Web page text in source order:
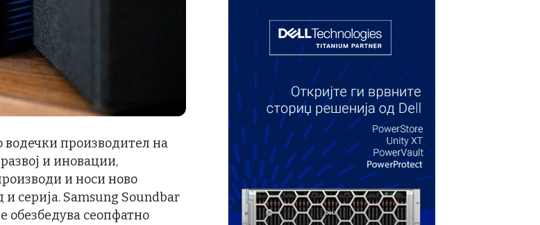
водечки производител на
и иновации,
и носи ново
и серија. Samsung Soundbar
обезбедува сеопфатно